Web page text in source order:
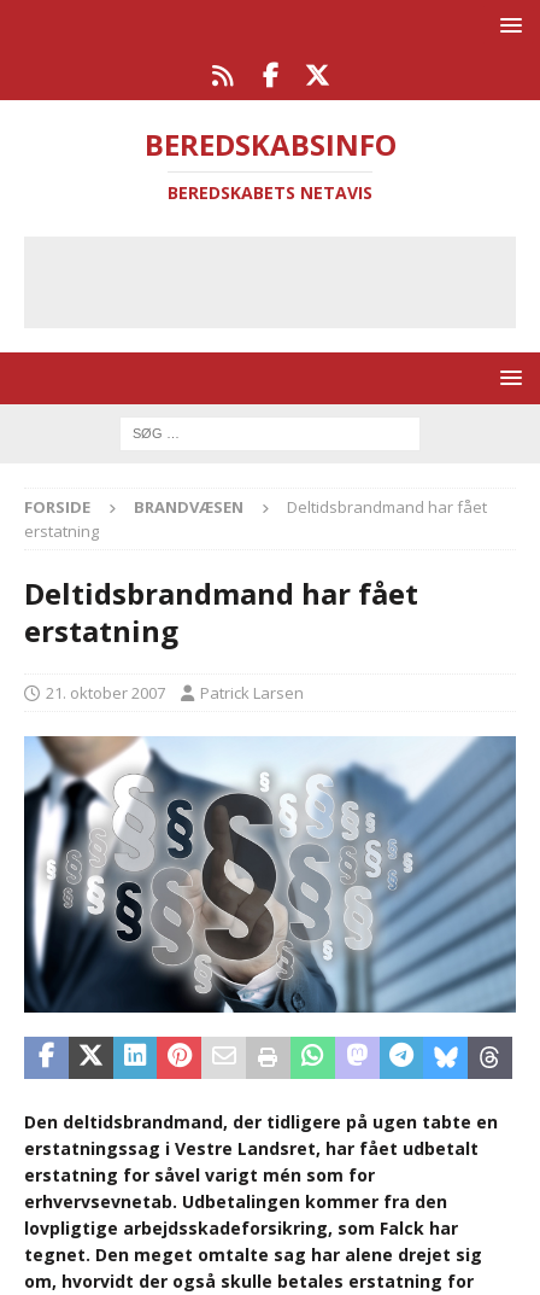
BEREDSKABSINFO
BEREDSKABETS NETAVIS
FORSIDE BRANDVÆSEN
Deltidsbrandmand har fået
erstatning
Deltidsbrandmand har fået
erstatning
21. oktober 2007 Patrick Larsen
Den deltidsbrandmand, der tidligere på ugen tabte en
erstatningssag i Vestre Landsret, har fået udbetalt
erstatning for såvel varigt mén som for
erhvervsevnetab. Udbetalingen kommer fra den
lovpligtige arbejdsskadeforsikring, som Falck har
tegnet. Den meget omtalte sag har alene drejet sig
om, hvorvidt der også skulle betales erstatning for